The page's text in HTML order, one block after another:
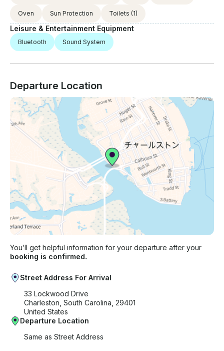
Oven Sun Protection Toilets (1)
Leisure & Entertainment Equipment
Bluetooth Sound System
Departure Location
You’ll get helpful information for your departure after your
booking is confirmed.
Street Address For Arrival
33 Lockwood Drive
Charleston, South Carolina, 29401
United States
Departure Location
Same as Street Address